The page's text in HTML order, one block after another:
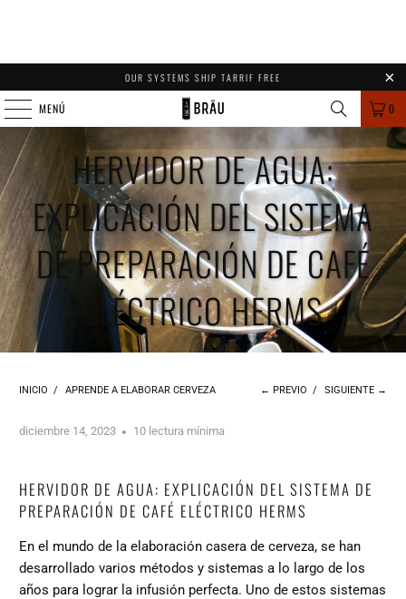
OUR SYSTEMS SHIP TARRIF FREE
MENÚ 0
HERVIDOR DE AGUA:
EXPLICACIÓN DEL SISTEMA
DE PREPARACIÓN DE CAFÉ
ELÉCTRICO HERMS
INICIO / APRENDE A ELABORAR CERVEZA ← PREVIO / SIGUIENTE →
diciembre 14, 2023 10 lectura mínima
HERVIDOR DE AGUA: EXPLICACIÓN DEL SISTEMA DE
PREPARACIÓN DE CAFÉ ELÉCTRICO HERMS
En el mundo de la elaboración casera de cerveza, se han
desarrollado varios métodos y sistemas a lo largo de los
años para lograr la infusión perfecta. Uno de estos sistemas